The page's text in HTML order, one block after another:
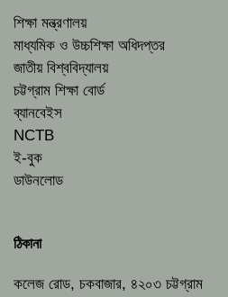
শিক্ষা মন্ত্রণালয়
মাধ্যমিক ও উচ্চশিক্ষা অধিদপ্তর
জাতীয় বিশ্ববিদ্যালয়
চট্টগ্রাম শিক্ষা বোর্ড
ব্যানবেইস
NCTB
ই-বুক
ডাউনলোড
ঠিকানা
কলেজ রোড, চকবাজার, ৪২০৩ চট্টগ্রাম